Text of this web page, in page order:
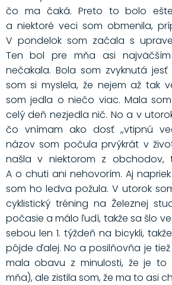
čo ma čaká. Preto to bolo
a niektoré veci som obmenila,
V pondelok som začala s
Ten bol pre mňa asi
nečakala. Bola som zvyknutá
som si myslela, že nejem až tak
som jedla o niečo viac. Mala
celý deň nezjedla nič. No a v
čo vnímam ako dosť ,,vtipnú
názov som počula prvýkrát v
našla v niektorom z obchodov,
A o chuti ani nehovorím. Aj
som ho ledva požula. V utorok
cyklistický tréning na Železnej
počasie a málo ľudí, takže sa šlo
sebou len 1. týždeň na bicykli,
pôjde ďalej. No a posilňovňa je tiež
mala obavu z minulosti, že je
mňa), ale zistila som, že ma to asi